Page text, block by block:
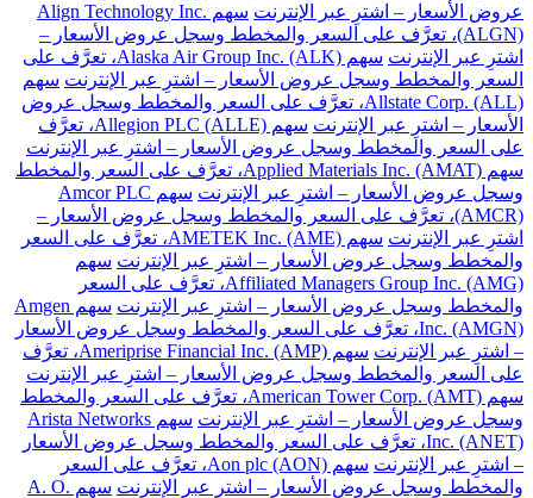
عروض الأسعار – اشترِ عبر الإنترنت
سهم Align Technology Inc.
(ALGN)، تعرَّف على السعر والمخطط وسجل عروض الأسعار –
اشترِ عبر الإنترنت
سهم Alaska Air Group Inc. (ALK)، تعرَّف على
السعر والمخطط وسجل عروض الأسعار – اشترِ عبر الإنترنت سهم
Allstate Corp. (ALL)، تعرَّف على السعر والمخطط وسجل عروض
الأسعار – اشترِ عبر الإنترنت
سهم Allegion PLC (ALLE)، تعرَّف
على السعر والمخطط وسجل عروض الأسعار – اشترِ عبر الإنترنت
سهم Applied Materials Inc. (AMAT)، تعرَّف على السعر والمخطط
وسجل عروض الأسعار – اشترِ عبر الإنترنت
سهم Amcor PLC
(AMCR)، تعرَّف على السعر والمخطط وسجل عروض الأسعار –
اشترِ عبر الإنترنت
سهم AMETEK Inc. (AME)، تعرَّف على السعر
والمخطط وسجل عروض الأسعار – اشترِ عبر الإنترنت سهم
Affiliated Managers Group Inc. (AMG)، تعرَّف على السعر
والمخطط وسجل عروض الأسعار – اشترِ عبر الإنترنت
سهم Amgen
Inc. (AMGN)، تعرَّف على السعر والمخطط وسجل عروض الأسعار
– اشترِ عبر الإنترنت
سهم Ameriprise Financial Inc. (AMP)، تعرَّف
على السعر والمخطط وسجل عروض الأسعار – اشترِ عبر الإنترنت
سهم American Tower Corp. (AMT)، تعرَّف على السعر والمخطط
وسجل عروض الأسعار – اشترِ عبر الإنترنت
سهم Arista Networks
Inc. (ANET)، تعرَّف على السعر والمخطط وسجل عروض الأسعار
– اشترِ عبر الإنترنت
سهم Aon plc (AON)، تعرَّف على السعر
والمخطط وسجل عروض الأسعار – اشترِ عبر الإنترنت
سهم A. O.